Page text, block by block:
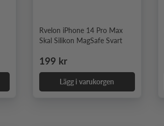
Rvelon iPhone 14 Pro Max
Skal Silikon MagSafe Svart
Ordinarie pris
199 kr
Lägg i varukorgen